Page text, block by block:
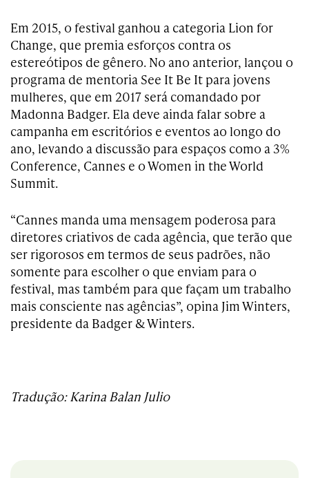
Em 2015, o festival ganhou a categoria Lion for
Change, que premia esforços contra os
estereótipos de gênero. No ano anterior, lançou o
programa de mentoria See It Be It para jovens
mulheres, que em 2017 será comandado por
Madonna Badger. Ela deve ainda falar sobre a
campanha em escritórios e eventos ao longo do
ano, levando a discussão para espaços como a 3%
Conference, Cannes e o Women in the World
Summit.
“Cannes manda uma mensagem poderosa para
diretores criativos de cada agência, que terão que
ser rigorosos em termos de seus padrões, não
somente para escolher o que enviam para o
festival, mas também para que façam um trabalho
mais consciente nas agências”, opina Jim Winters,
presidente da Badger & Winters.
Tradução: Karina Balan Julio